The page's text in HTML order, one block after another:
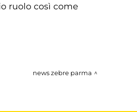
ruolo così come
piacerenews zebre parma